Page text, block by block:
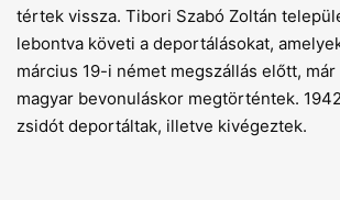
tértek vissza. Tibori Szabó Zoltán
lebontva követi a deportálásokat,
március 19-i német megszállás előtt,
magyar bevonuláskor megtörténtek.
zsidót deportáltak, illetve kivégeztek.